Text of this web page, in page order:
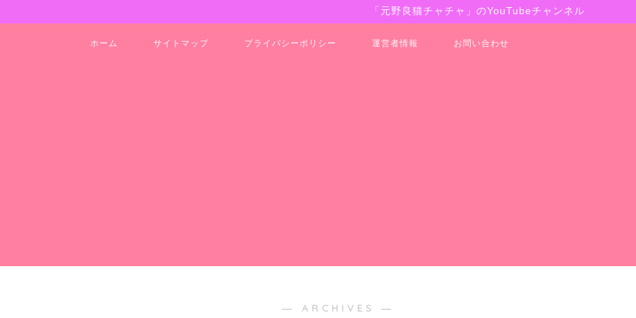
「元野良猫チャチャ」のYouTubeチャンネル
ホーム サイトマップ プライバシーポリシー 運営者情報 お問い合わせ
― ARCHIVES ―